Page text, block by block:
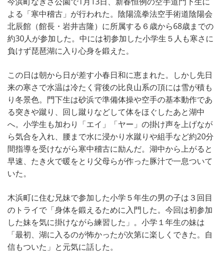
よる「寒中稽古」が行われた。陰陽流拳法空手術道陰陽会
北辰館（館長・岩井吉隆）に所属する６歳から68歳までの
約30人が参加した。中には初参加した小学生５人も寒さに
負けず琵琶湖に入り心身を鍛えた。
この日は朝から日が差す小春日和に恵まれた。しかし先日
来の寒さで水温は冷たく背後の比良山系の頂には雪が積も
り冬景色。門下生は砂浜で準備体操や空手の基本動作であ
る突きや蹴り、回し蹴りなどして体をほぐしたあと湖中
へ。小学生も加わり「エイ」「ヤー」の掛け声を上げなが
ら気合を入れ、腰まで水に浸かり水蹴りや組手など約20分
間指導を受けながら寒中稽古に励んだ。湖中から上がると
早速、たき火で暖をとり父母らが作った豚汁で一息ついて
いた。
木浜町に住む兄妹で参加した小学５年生の男の子は３回目
のトライで「身体を鍛えるために入門した。今回は初参加
した妹を気に掛けながら練習した」。小学１年生の妹は
「最初、湖に入るのが怖かったが次第に楽しくできた。自
信もついた」と元気に話した。